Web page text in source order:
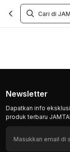
Newsletter
Dapatkan info
produk terbaru